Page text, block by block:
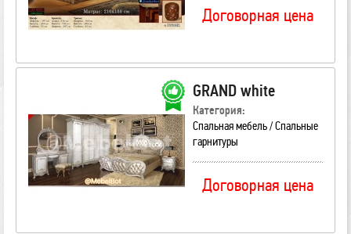
Договорная цена
GRAND white
Категория:
Спальная мебель / Спальные
гарнитуры
Договорная цена